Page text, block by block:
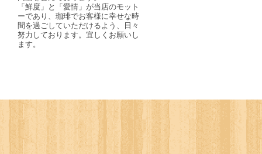
「鮮度」と「愛情」が当店のモット
ーであり、珈琲でお客様に幸せな時
間を過ごしていただけるよう、日々
努力しております。宜しくお願いし
ます。